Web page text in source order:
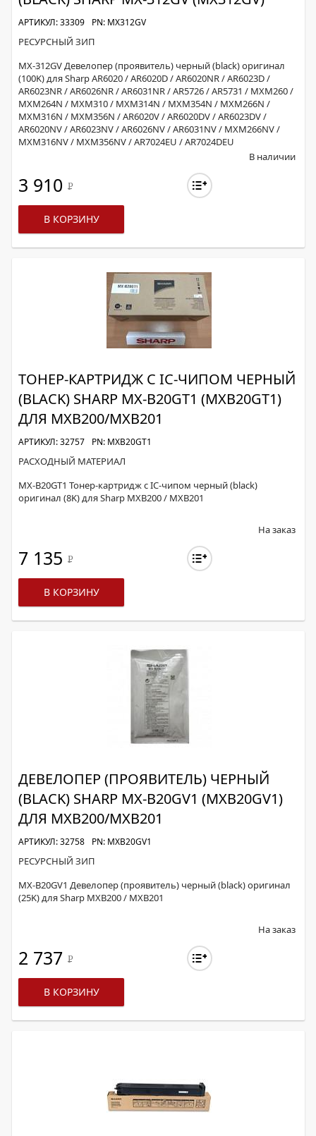
АРТИКУЛ: 33309 PN: MX312GV
РЕСУРСНЫЙ ЗИП
MX-312GV Девелопер (проявитель) черный (black) оригинал
(100K) для Sharp AR6020 / AR6020D / AR6020NR / AR6023D /
AR6023NR / AR6026NR / AR6031NR / AR5726 / AR5731 / MXM260 /
MXM264N / MXM310 / MXM314N / MXM354N / MXM266N /
MXM316N / MXM356N / AR6020V / AR6020DV / AR6023DV /
AR6020NV / AR6023NV / AR6026NV / AR6031NV / MXM266NV /
MXM316NV / MXM356NV / AR7024EU / AR7024DEU
В наличии
3 910 Р
В КОРЗИНУ
ТОНЕР-КАРТРИДЖ С IC-ЧИПОМ ЧЕРНЫЙ
(BLACK) SHARP MX-B20GT1 (MXB20GT1)
ДЛЯ MXB200/MXB201
АРТИКУЛ: 32757 PN: MXB20GT1
РАСХОДНЫЙ МАТЕРИАЛ
MX-B20GT1 Тонер-картридж с IC-чипом черный (black)
оригинал (8K) для Sharp MXB200 / MXB201
На заказ
7 135 Р
В КОРЗИНУ
ДЕВЕЛОПЕР (ПРОЯВИТЕЛЬ) ЧЕРНЫЙ
(BLACK) SHARP MX-B20GV1 (MXB20GV1)
ДЛЯ MXB200/MXB201
АРТИКУЛ: 32758 PN: MXB20GV1
РЕСУРСНЫЙ ЗИП
MX-B20GV1 Девелопер (проявитель) черный (black) оригинал
(25K) для Sharp MXB200 / MXB201
На заказ
2 737 Р
В КОРЗИНУ